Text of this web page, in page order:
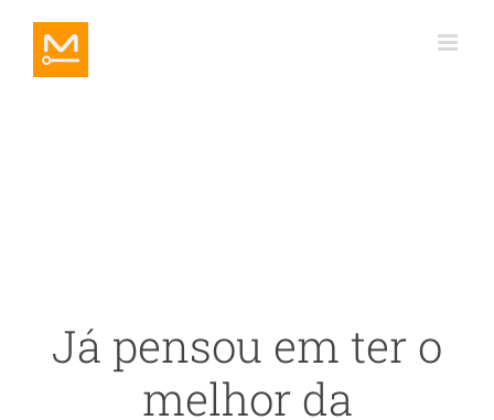
Já pensou em ter o
melhor da